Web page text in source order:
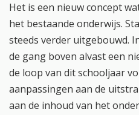
Het is een nieuw concept
het bestaande onderwijs.
steeds verder uitgebouwd.
de gang boven alvast een
de loop van dit schooljaar
aanpassingen aan de
aan de inhoud van het